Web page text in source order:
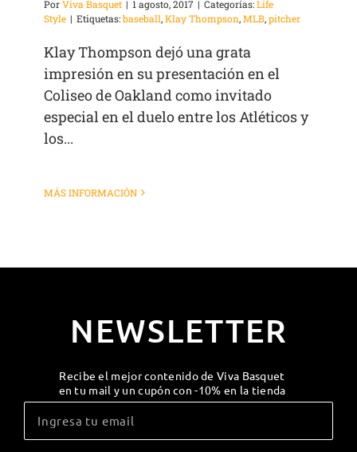
PorViva Basquet | 1 agosto, 2017 | Categorías:Life
Style | Etiquetas:baseball,Klay Thompson,MLB,pitcher
Klay Thompson dejó una grata
impresión en su presentación en el
Coliseo de Oakland como invitado
especial en el duelo entre los Atléticos y
los...
MÁS INFORMACIÓN
NEWSLETTER
Recibe el mejor contenido de Viva Basquet
en tu mail y un cupón con -10% en la tienda